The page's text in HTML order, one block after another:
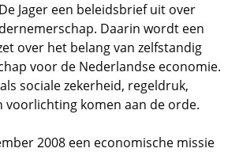
Jager een beleidsbrief uit over
Daarin wordt een
over het belang van zelfstandig
voor de Nederlandse economie.
sociale zekerheid, regeldruk,
voorlichting komen aan de orde.
2008 een economische missie